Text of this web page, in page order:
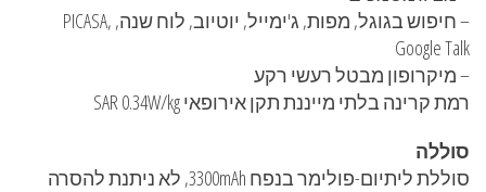
– חיפוש בגוגל, מפות, ג'ימייל, יוטיוב, לוח שנה, PICASA,
Google Talk
– מיקרופון מבטל רעשי רקע
רמת קרינה בלתי מייננת תקן אירופאי SAR 0.34W/kg
סוללה
סוללת ליתיום-פולימר בנפח 3300mAh, לא ניתנת להסרה